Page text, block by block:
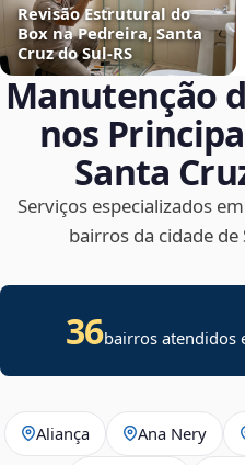
Revisão Estrutural do
Box na Pedreira, Santa
Cruz do Sul‑RS
Manutenção
nos
Santa
Serviços especializados
bairros da cidade de
36bairros atendidos
Aliança Ana Nery